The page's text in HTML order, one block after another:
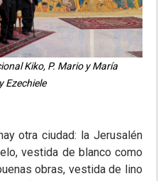
Kiko, P. Mario y María
Ezechiele
otra ciudad: la Jerusalén
vestida de blanco como
obras, vestida de lino